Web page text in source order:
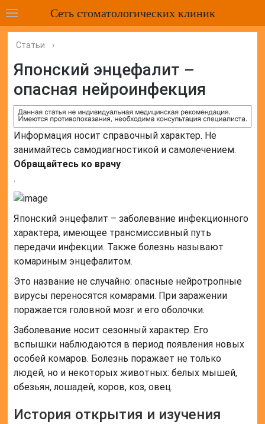
Сеть стоматологических клиник
Статьи ›
Японский энцефалит –
опасная нейроинфекция
Информация носит справочный характер. Не
занимайтесь самодиагностикой и самолечением.
Обращайтесь ко врачу
.
Японский энцефалит – заболевание инфекционного
характера, имеющее трансмиссивный путь
передачи инфекции. Также болезнь называют
комариным энцефалитом.
Это название не случайно: опасные нейротропные
вирусы переносятся комарами. При заражении
поражается головной мозг и его оболочки.
Заболевание носит сезонный характер. Его
вспышки наблюдаются в период появления новых
особей комаров. Болезнь поражает не только
людей, но и некоторых животных: белых мышей,
обезьян, лошадей, коров, коз, овец.
История открытия и изучения